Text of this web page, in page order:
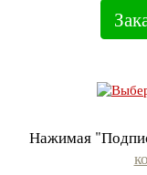
Нажимая